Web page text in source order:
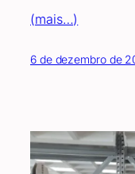
(mais…)
6 de dezembro de